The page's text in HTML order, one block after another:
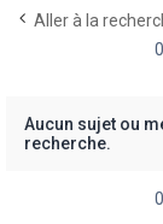
Aller à la
Aucun sujet ou
recherche.